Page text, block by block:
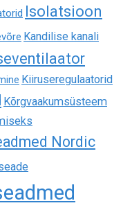
Isolatsioon
Kandilise kanali
Kiiruseregulaatorid
Kõrgvaakumsüsteem
Nordic